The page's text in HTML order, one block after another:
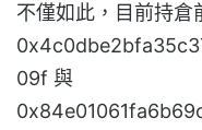
不僅如此，目前持
09f 與